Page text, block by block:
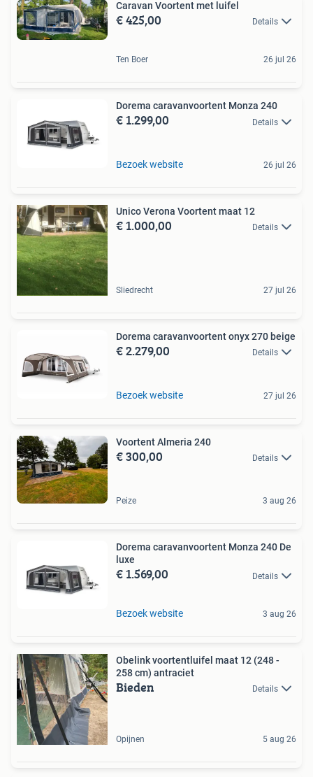
Caravan Voortent met luifel
€ 425,00 Details
Ten Boer 26 jul 26
Dorema caravanvoortent Monza 240
€ 1.299,00 Details
Bezoek website 26 jul 26
Unico Verona Voortent maat 12
€ 1.000,00 Details
Sliedrecht 27 jul 26
Dorema caravanvoortent onyx 270 beige
€ 2.279,00 Details
Bezoek website 27 jul 26
Voortent Almeria 240
€ 300,00 Details
Peize 3 aug 26
Dorema caravanvoortent Monza 240 De
luxe
€ 1.569,00 Details
Bezoek website 3 aug 26
Obelink voortentluifel maat 12 (248 -
258 cm) antraciet
Bieden Details
Opijnen 5 aug 26